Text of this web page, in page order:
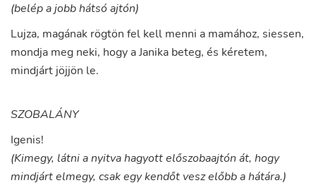
(belép a jobb hátsó ajtón)
Lujza, magának rögtön fel kell menni a mamához, siessen,
mondja meg neki, hogy aJanika beteg, és kéretem,
mindjárt jöjjön le.
SZOBALÁNY
Igenis!
(Kimegy, látni a nyitva hagyott előszobaajtón át, hogy
mindjárt elmegy, csak egy kendőt vesz előbb a hátára.)